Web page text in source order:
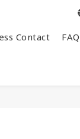
Contact